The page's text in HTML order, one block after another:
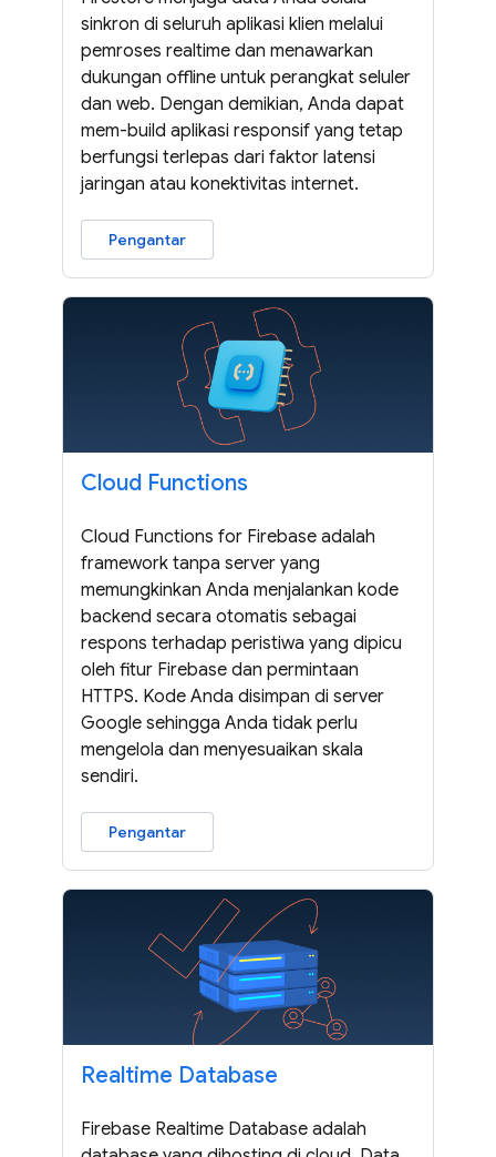
sinkron di seluruh aplikasi klien melalui
pemroses realtime dan menawarkan
dukungan offline untuk perangkat seluler
dan web. Dengan demikian, Anda dapat
mem-build aplikasi responsif yang tetap
berfungsi terlepas dari faktor latensi
jaringan atau konektivitas internet.
Pengantar
Cloud Functions
Cloud Functions for Firebase adalah
framework tanpa server yang
memungkinkan Anda menjalankan kode
backend secara otomatis sebagai
respons terhadap peristiwa yang dipicu
oleh fitur Firebase dan permintaan
HTTPS. Kode Anda disimpan di server
Google sehingga Anda tidak perlu
mengelola dan menyesuaikan skala
sendiri.
Pengantar
Realtime Database
Firebase Realtime Database adalah